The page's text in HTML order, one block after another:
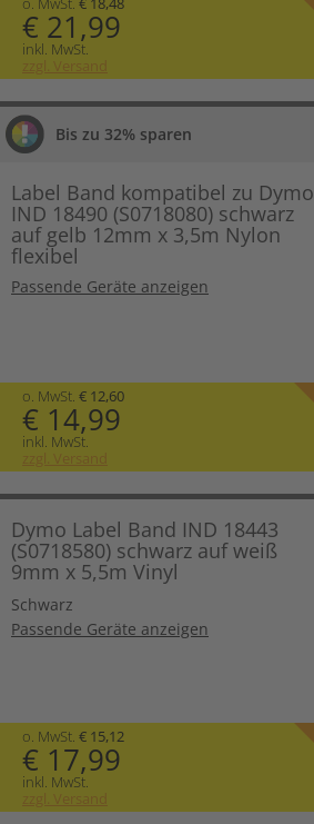
€ 21,99
inkl. MwSt.
zzgl. Versand
Bis zu 32% sparen
Label Band kompatibel zu Dymo
IND 18490 (S0718080) schwarz
auf gelb 12mm x 3,5m Nylon
flexibel
Passende Geräte anzeigen
o. MwSt. € 12,60
€ 14,99
inkl. MwSt.
zzgl. Versand
Dymo Label Band IND 18443
(S0718580) schwarz auf weiß
9mm x 5,5m Vinyl
Schwarz
Passende Geräte anzeigen
o. MwSt. € 15,12
€ 17,99
inkl. MwSt.
zzgl. Versand